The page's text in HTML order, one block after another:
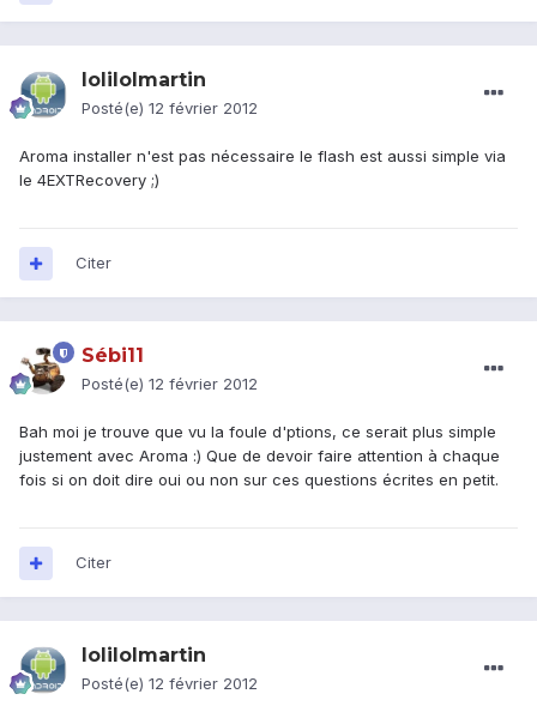
lolilolmartin
Posté(e) 12 février 2012
Aroma installer n'est pas nécessaire le flash est aussi simple via
le 4EXTRecovery ;)
Citer
Sébi11
Posté(e) 12 février 2012
Bah moi je trouve que vu la foule d'ptions, ce serait plus simple
justement avec Aroma :) Que de devoir faire attention à chaque
fois si on doit dire oui ou non sur ces questions écrites en petit.
Citer
lolilolmartin
Posté(e) 12 février 2012